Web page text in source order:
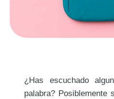
¿Has escuchado
palabra? Posiblemente